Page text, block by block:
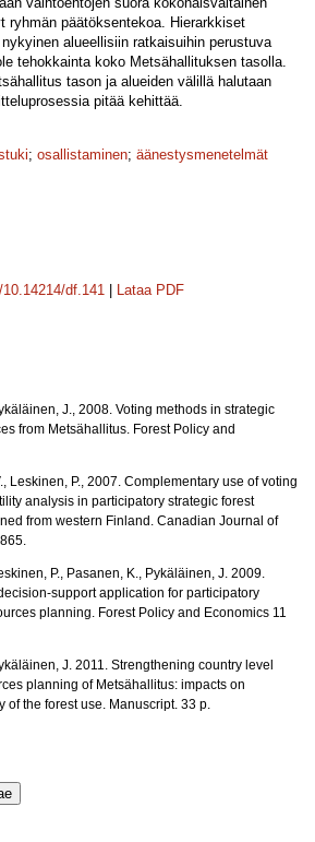
ryhmän päätöksentekoa. Hierarkkiset
alueellisiin ratkaisuihin perustuva
tehokkainta koko Metsähallituksen tasolla.
tason ja alueiden välillä halutaan
pitää kehittää.
; osallistaminen; äänestysmenetelmät
df.141 Lataa PDF
J., 2008. Voting methods in strategic
from Metsähallitus. Forest Policy and
Leskinen, P., 2007. Complementary use of voting
analysis in participatory strategic forest
from western Finland. Canadian Journal of
P., Pasanen, K., Pykäläinen, J. 2009.
support application for participatory
planning. Forest Policy and Economics 11
J. 2011. Strengthening country level
planning of Metsähallitus: impacts on
of the forest use. Manuscript. 33 p.